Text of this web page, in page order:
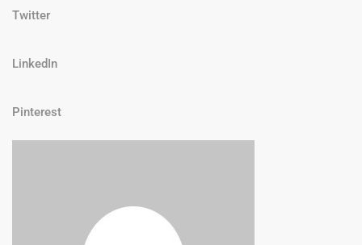
Twitter
LinkedIn
Pinterest